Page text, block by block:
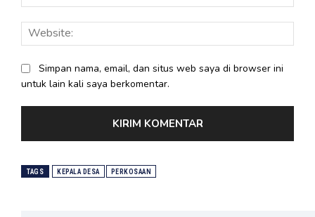
Simpan nama, email, dan situs web saya di browser ini
untuk lain kali saya berkomentar.
TAGS KEPALA DESA PERKOSAAN